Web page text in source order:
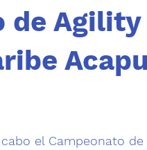
de
el Campeonato de